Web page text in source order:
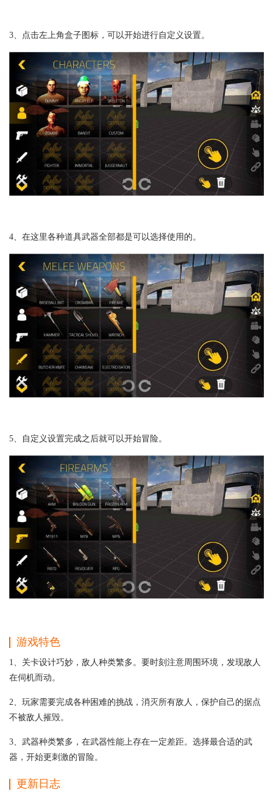
3、点击左上角盒子图标，可以开始进行自定义设置。
4、在这里各种道具武器全部都是可以选择使用的。
5、自定义设置完成之后就可以开始冒险。
游戏特色
1、关卡设计巧妙，敌人种类繁多。要时刻注意周围环境，发现敌人
在伺机而动。
2、玩家需要完成各种困难的挑战，消灭所有敌人，保护自己的据点
不被敌人摧毁。
3、武器种类繁多，在武器性能上存在一定差距。选择最合适的武
器，开始更刺激的冒险。
更新日志